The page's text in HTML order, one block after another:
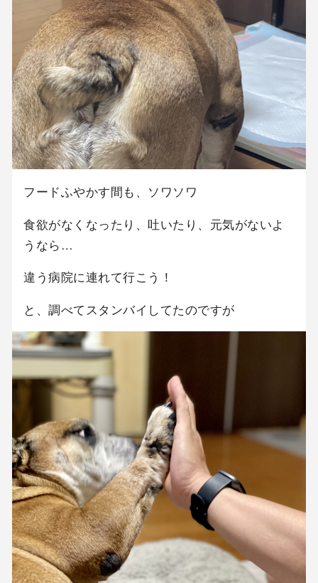
フードふやかす間も、ソワソワ
食欲がなくなったり、吐いたり、元気がないよ
うなら…
違う病院に連れて行こう！
と、調べてスタンバイしてたのですが